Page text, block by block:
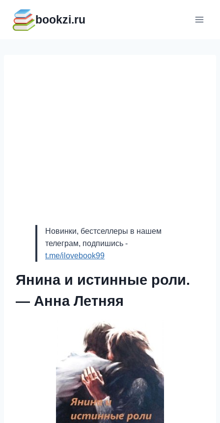
содержимому
bookzi.ru
Новинки, бестселлеры в нашем
телеграм, подпишись -
t.me/ilovebook99
Янина и истинные роли.
— Анна Летняя